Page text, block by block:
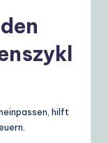
hilft